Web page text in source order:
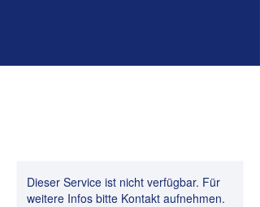
Dieser Service ist nicht verfügbar. Für
weitere Infos bitte Kontakt aufnehmen.